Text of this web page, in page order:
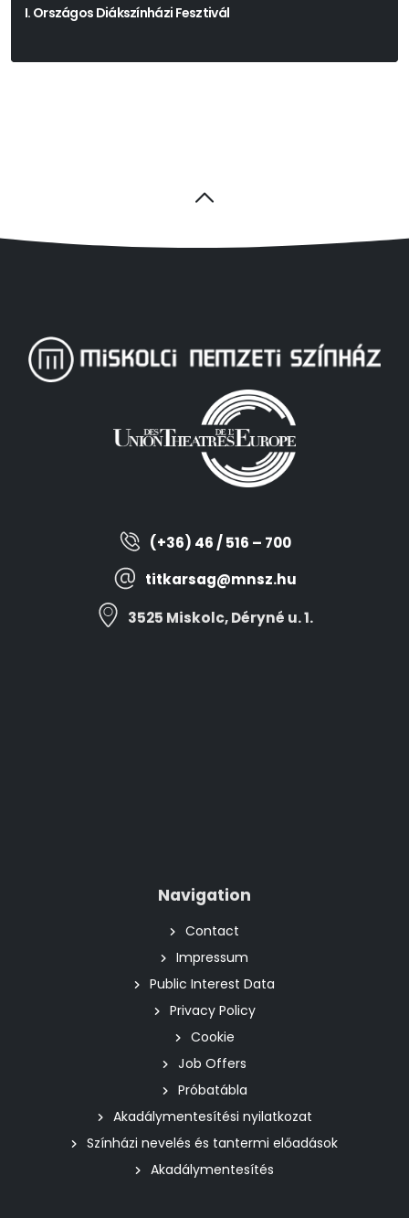
I. Országos Diákszínházi Fesztivál
(+36) 46 / 516 – 700
titkarsag@mnsz.hu
3525 Miskolc, Déryné u. 1.
Navigation
Contact
Impressum
Public Interest Data
Privacy Policy
Cookie
Job Offers
Próbatábla
Akadálymentesítési nyilatkozat
Színházi nevelés és tantermi előadások
Akadálymentesítés